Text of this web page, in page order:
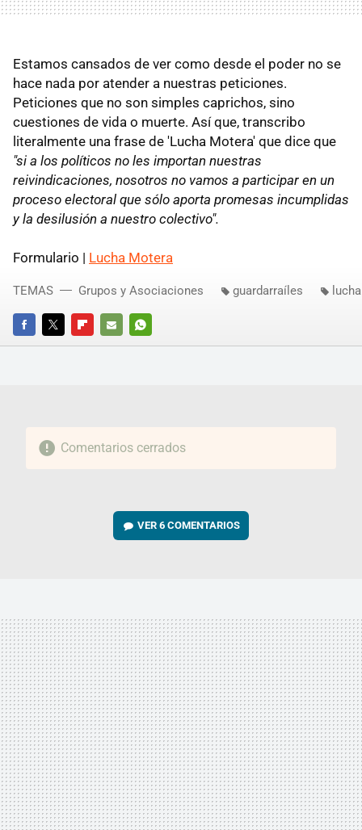
Estamos cansados de ver como desde el poder no se
hace nada por atender a nuestras peticiones.
Peticiones que no son simples caprichos, sino
cuestiones de vida o muerte. Así que, transcribo
literalmente una frase de 'Lucha Motera' que dice que
"si a los políticos no les importan nuestras
reivindicaciones, nosotros no vamos a participar en un
proceso electoral que sólo aporta promesas incumplidas
y la desilusión a nuestro colectivo".
Formulario | Lucha Motera
FACEBOOKTWITTERFLIPBOARD
E-
WHATSAPP
TEMAS Grupos y Asociaciones guardarraíles
Comentarios cerrados
VER6 COMENTARIOS